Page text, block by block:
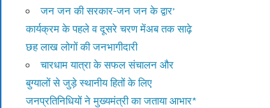
जन जन की सरकार-जन जन के द्वार’
कार्यक्रम के पहले व दूसरे चरण मेंअब तक साढ़े
छह लाख लोगों की जनभागीदारी
चारधाम यात्रा के सफल संचालन और
बुग्यालों से जुड़े स्थानीय हितों के लिए
जनप्रतिनिधियों ने मुख्यमंत्री का जताया आभार*